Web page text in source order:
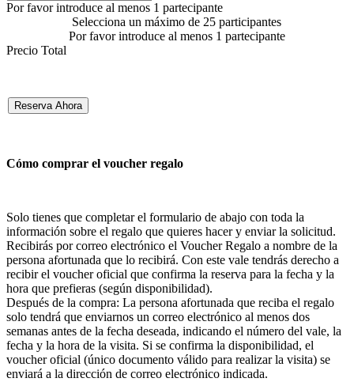
Por favor introduce al menos 1 partecipante
Selecciona un máximo de 25 participantes
Por favor introduce al menos 1 partecipante
Precio Total
Reserva Ahora
Cómo comprar el voucher regalo
Solo tienes que completar el formulario de abajo con toda la
información sobre el regalo que quieres hacer y enviar la solicitud.
Recibirás por correo electrónico el Voucher Regalo a nombre de la
persona afortunada que lo recibirá. Con este vale tendrás derecho a
recibir el voucher oficial que confirma la reserva para la fecha y la
hora que prefieras (según disponibilidad).
Después de la compra: La persona afortunada que reciba el regalo
solo tendrá que enviarnos un correo electrónico al menos dos
semanas antes de la fecha deseada, indicando el número del vale, la
fecha y la hora de la visita. Si se confirma la disponibilidad, el
voucher oficial (único documento válido para realizar la visita) se
enviará a la dirección de correo electrónico indicada.